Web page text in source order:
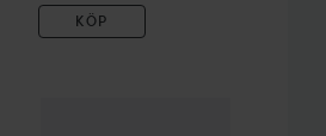
KÖP